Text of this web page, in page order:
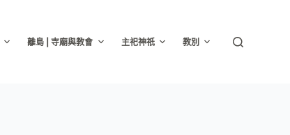
離島 | 寺廟與教會 主祀神祇 教別